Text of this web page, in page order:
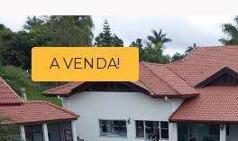
A VENDA!